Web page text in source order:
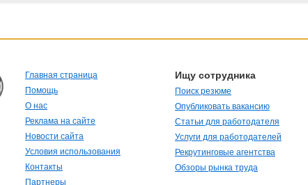
Главная страница
Помощь
О нас
Реклама на сайте
Новости сайта
Условия использования
Контакты
Партнеры
Ищу сотрудника
Поиск резюме
Опубликовать вакансию
Статьи для работодателя
Услуги для работодателей
Рекрутинговые агентства
Обзоры рынка труда